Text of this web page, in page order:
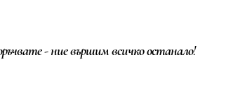
- ние вършим всичко останало!